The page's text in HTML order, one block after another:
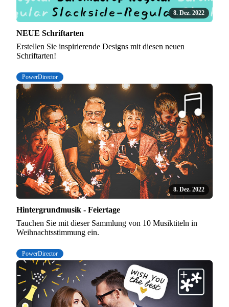
8. Dez. 2022
NEUE Schriftarten
Erstellen Sie inspirierende Designs mit diesen neuen
Schriftarten!
PowerDirector
8. Dez. 2022
Hintergrundmusik - Feiertage
Tauchen Sie mit dieser Sammlung von 10 Musiktiteln in
Weihnachtsstimmung ein.
PowerDirector